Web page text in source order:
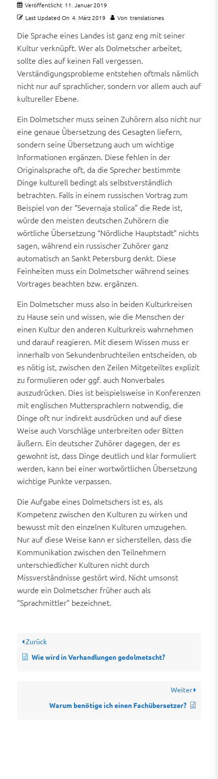
Veröffentlicht 11. Januar 2019
Last Updated On 4. März 2019 Von translationes
Die Sprache eines Landes ist ganz eng mit seiner
Kultur verknüpft. Wer als Dolmetscher arbeitet,
sollte dies auf keinen Fall vergessen.
Verständigungsprobleme entstehen oftmals nämlich
nicht nur auf sprachlicher, sondern vor allem auch auf
kultureller Ebene.
Ein Dolmetscher muss seinen Zuhörern also nicht nur
eine genaue Übersetzung des Gesagten liefern,
sondern seine Übersetzung auch um wichtige
Informationen ergänzen. Diese fehlen in der
Originalsprache oft, da die Sprecher bestimmte
Dinge kulturell bedingt als selbstverständlich
betrachten. Falls in einem russischen Vortrag zum
Beispiel von der “Severnaja stolica” die Rede ist,
würde den meisten deutschen Zuhörern die
wörtliche Übersetzung “Nördliche Hauptstadt” nichts
sagen, während ein russischer Zuhörer ganz
automatisch an Sankt Petersburg denkt. Diese
Feinheiten muss ein Dolmetscher während seines
Vortrages beachten bzw. ergänzen.
Ein Dolmetscher muss also in beiden Kulturkreisen
zu Hause sein und wissen, wie die Menschen der
einen Kultur den anderen Kulturkreis wahrnehmen
und darauf reagieren. Mit diesem Wissen muss er
innerhalb von Sekundenbruchteilen entscheiden, ob
es nötig ist, zwischen den Zeilen Mitgeteiltes explizit
zu formulieren oder ggf. auch Nonverbales
auszudrücken. Dies ist beispielsweise in Konferenzen
mit englischen Muttersprachlern notwendig, die
Dinge oft nur indirekt ausdrücken und auf diese
Weise auch Vorschläge unterbreiten oder Bitten
äußern. Ein deutscher Zuhörer dagegen, der es
gewohnt ist, dass Dinge deutlich und klar formuliert
werden, kann bei einer wortwörtlichen Übersetzung
wichtige Punkte verpassen.
Die Aufgabe eines Dolmetschers ist es, als
Kompetenz zwischen den Kulturen zu wirken und
bewusst mit den einzelnen Kulturen umzugehen.
Nur auf diese Weise kann er sicherstellen, dass die
Kommunikation zwischen den Teilnehmern
unterschiedlicher Kulturen nicht durch
Missverständnisse gestört wird. Nicht umsonst
wurde ein Dolmetscher früher auch als
“Sprachmittler” bezeichnet.
Zurück
Wie wird in Verhandlungen gedolmetscht?
Weiter
Warum benötige ich einen Fachübersetzer?